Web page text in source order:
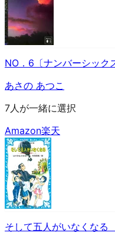
NO．6〔ナンバーシック
あさの あつこ
7人が一緒に選択
Amazon楽天
そして五人がいなくな